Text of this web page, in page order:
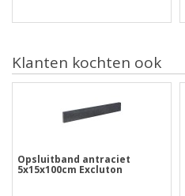
Klanten kochten ook
Opsluitband antraciet
5x15x100cm Excluton